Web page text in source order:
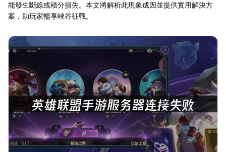
能發生斷線或積分損失。本文將解析此現象成因並提供實用解決方
案，助玩家暢享峽谷征戰。